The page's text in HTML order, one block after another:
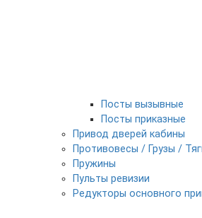
Посты вызывные
Посты приказные
Привод дверей кабины
Противовесы / Грузы /
Пружины
Пульты ревизии
Редукторы основного